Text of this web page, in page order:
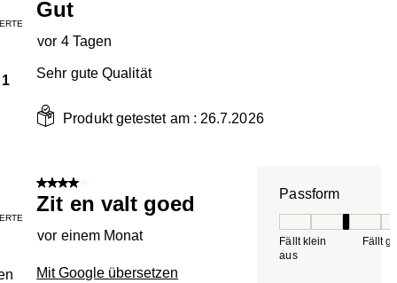
1
Gut
vor 4 Tagen
Sehr gute Qualität
Produkt getestet am : 26.7.2026
4 von 5 Sternen.
Zit en valt goed
vor einem Monat
Mit Google übersetzen
Passform
Fällt klein
aus
Fällt